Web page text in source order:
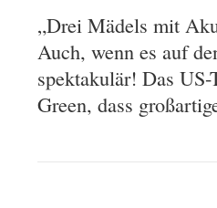
„Drei Mädels mit
Auch, wenn es auf
spektakulär! Das
Green, dass